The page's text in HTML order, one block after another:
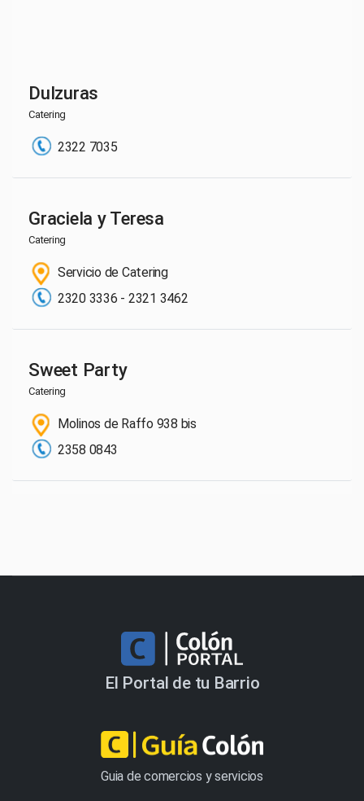
Dulzuras
Catering
2322 7035
Graciela y Teresa
Catering
Servicio de Catering
2320 3336 - 2321 3462
Sweet Party
Catering
Molinos de Raffo 938 bis
2358 0843
El Portal de tu Barrio
Guia de comercios y servicios